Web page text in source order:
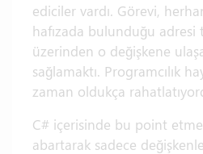
ediciler vardı. Görevi,
hafızada bulunduğu adresi
üzerinden o değişkene
sağlamaktı. Programcılık
zaman oldukça
C# içerisinde bu point etme
abartarak sadece